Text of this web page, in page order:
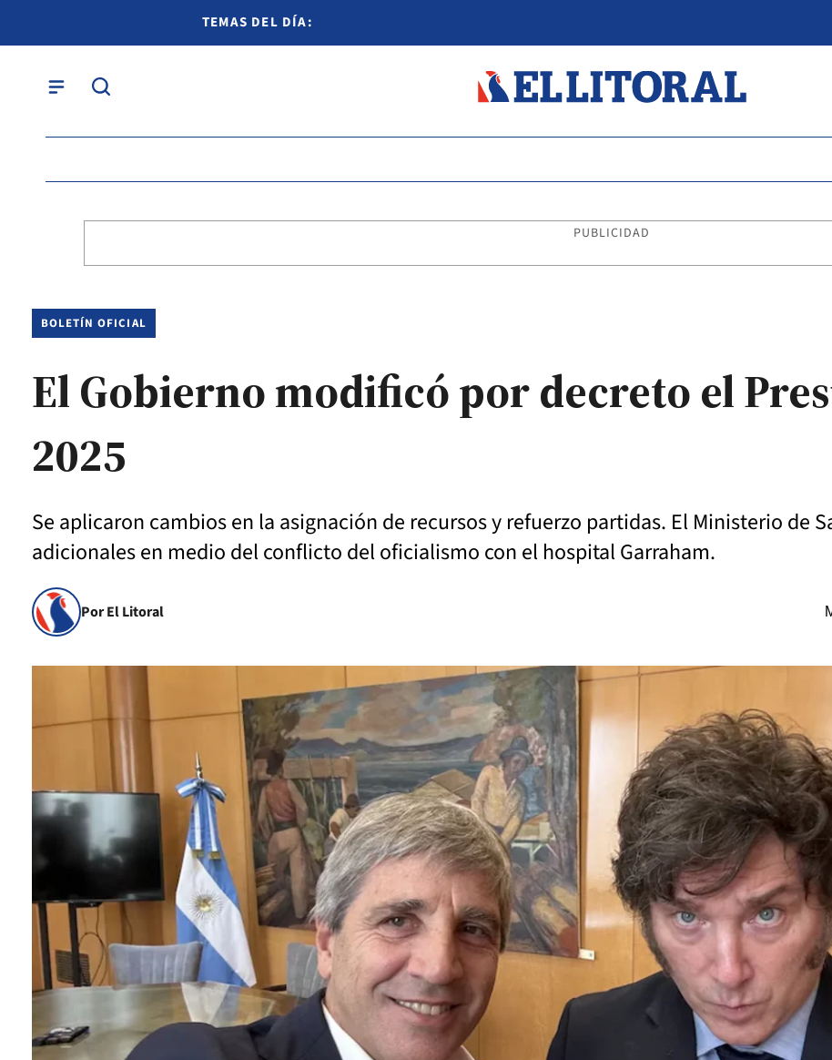
TEMAS DEL DÍA:
PUBLICIDAD
BOLETÍN OFICIAL
El Gobierno modificó por decreto el
2025
Se aplicaron cambios en la asignación de recursos y refuerzo partidas. El Ministerio de
adicionales en medio del conflicto del oficialismo con el hospital Garraham.
Por El Litoral